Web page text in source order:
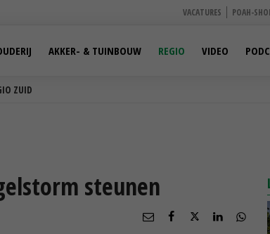
VACATURES POAH-
ZUID
AKKER- & TUINBOUW REGIO VIDEO
steunen